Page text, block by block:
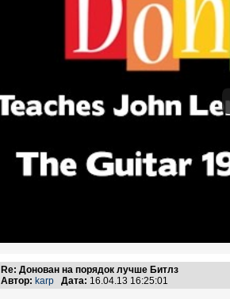
Re: Донован на порядок лучше Битлз
Автор: karp Дата: 16.04.13 16:25:01